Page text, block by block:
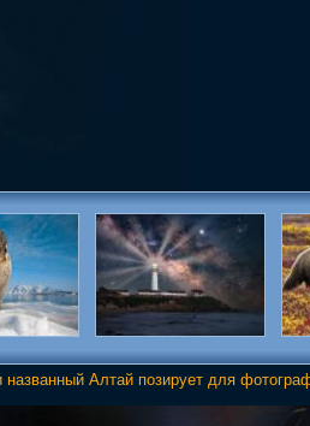
Алтай позирует для